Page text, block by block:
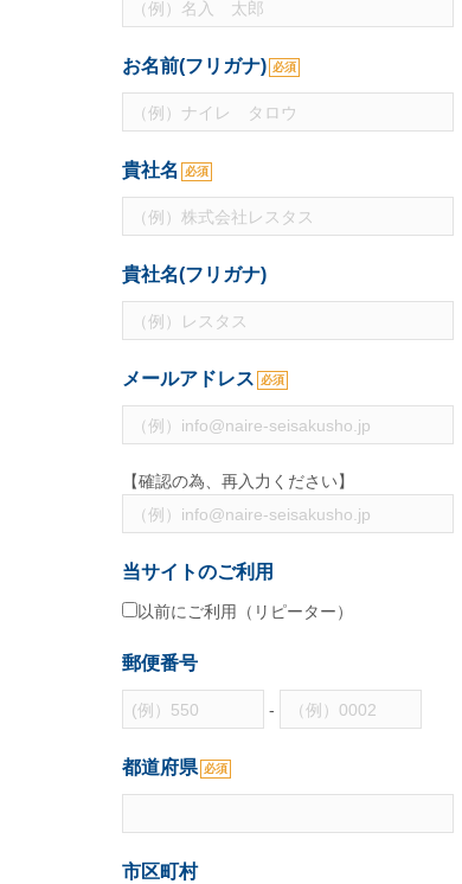
お名前(フリガナ) 必須
貴社名 必須
貴社名(フリガナ)
メールアドレス 必須
【確認の為、再入力ください】
当サイトのご利用
以前にご利用（リピーター）
郵便番号
-
都道府県 必須
市区町村